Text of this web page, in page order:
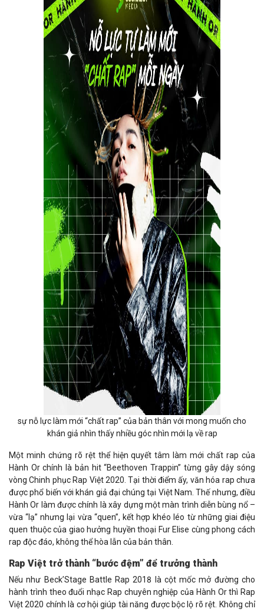
sự nỗ lực làm mới “chất rap” của bản thân với mong muốn cho
khán giả nhìn thấy nhiều góc nhìn mới lạ về rap
Một minh chứng rõ rệt thể hiện quyết tâm làm mới chất rap của
Hành Or chính là bản hit “Beethoven Trappin” từng gây dậy sóng
vòng Chinh phục Rap Việt 2020. Tại thời điểm ấy, văn hóa rap chưa
được phổ biến với khán giả đại chúng tại Việt Nam. Thế nhưng, điều
Hành Or làm được chính là xây dựng một màn trình diễn bùng nổ –
vừa “lạ” nhưng lại vừa “quen”, kết hợp khéo léo từ những giai điệu
quen thuộc của giao hưởng huyền thoại Fur Elise cùng phong cách
rap độc đáo, không thể hòa lẫn của bản thân.
Rap Việt trở thành “bước đệm” để trưởng thành
Nếu như Beck’Stage Battle Rap 2018 là cột mốc mở đường cho
hành trình theo đuổi nhạc Rap chuyên nghiệp của Hành Or thì Rap
Việt 2020 chính là cơ hội giúp tài năng được bộc lộ rõ rệt. Không chỉ